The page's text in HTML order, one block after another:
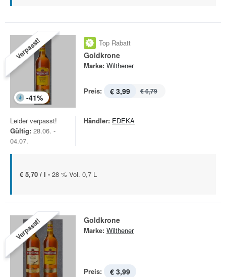
Verpasst!
-41%
Top Rabatt
Goldkrone
Marke: Wilthener
Preis: € 3,99 € 6,79
Leider verpasst!
Gültig: 28.06. -
04.07.
Händler: EDEKA
€ 5,70 / l - 28 % Vol. 0,7 L
Verpasst! Goldkrone
Marke: Wilthener
Preis: € 3,99